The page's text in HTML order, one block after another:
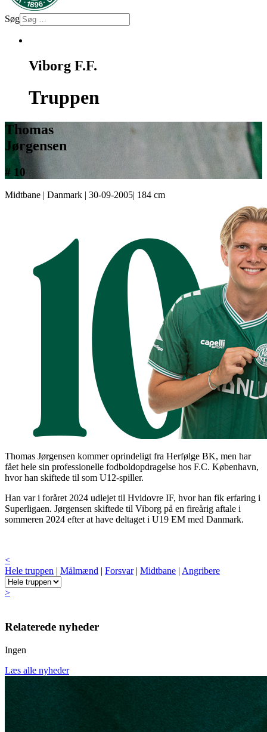
Søg
Viborg F.F.
Truppen
Thomas
Jørgensen
# 10
Midtbane | Danmark | 30-09-2005| 184 cm
Thomas Jørgensen kommer oprindeligt fra Herfølge BK, men har
fået hele sin professionelle fodboldopdragelse hos F.C. København,
hvor han skiftede til som U12-spiller.
Han var i foråret 2024 udlejet til Hvidovre IF, hvor han fik erfaring i
Superligaen. Jørgensen skiftede til Viborg på en fireårig aftale i
sommeren 2024 efter at have deltaget i U19 EM med Danmark.
<
Hele truppen | Målmænd | Forsvar| Midtbane | Angribere
>
Relaterede nyheder
Ingen
Læs alle nyheder